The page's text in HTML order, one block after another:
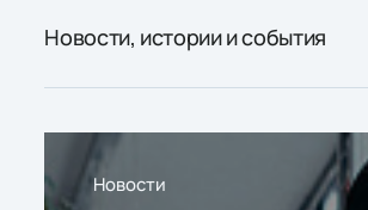
Новости, истории и события
Новости